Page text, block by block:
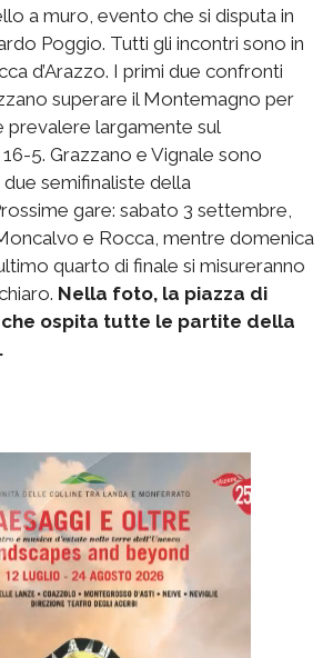
a muro, evento che si disputa in
Poggio. Tutti gli incontri sono in
d’Arazzo. I primi due confronti
superare il Montemagno per
prevalere largamente sul
5. Grazzano e Vignale sono
semifinaliste della
gare: sabato 3 settembre,
e Rocca, mentre domenica
quarto di finale si misureranno
Nella foto, la piazza di
che ospita tutte le partite della